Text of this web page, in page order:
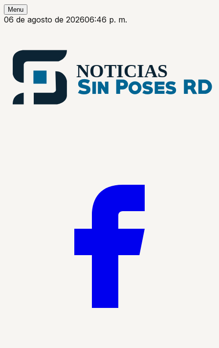
Menu
06 de agosto de 202606:46 p. m.